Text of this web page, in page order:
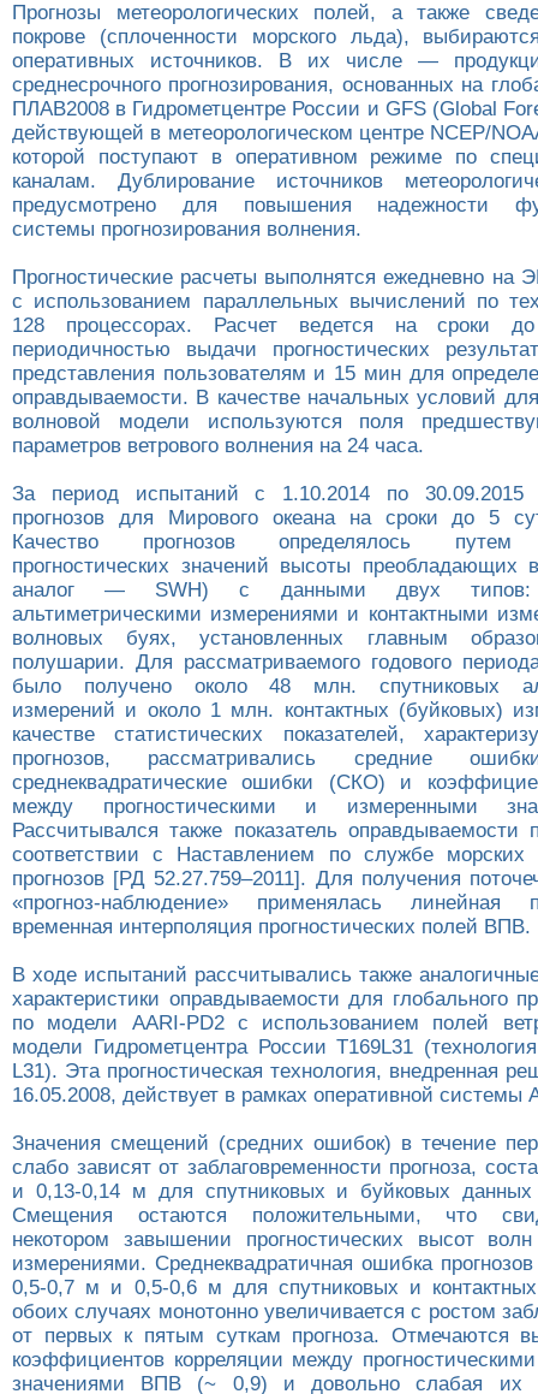
Прогнозы метеорологических полей, а также
покрове (сплоченности морского льда),
оперативных источников. В их числе —
среднесрочного прогнозирования, основанных на
ПЛАВ2008 в Гидрометцентре России и GFS (Global
действующей в метеорологическом центре NCEP/
которой поступают в оперативном режиме по
каналам. Дублирование источников
предусмотрено для повышения надежности
системы прогнозирования волнения.
Прогностические расчеты выполнятся ежедневно на
с использованием параллельных вычислений по
128 процессорах. Расчет ведется на сроки
периодичностью выдачи прогностических
представления пользователям и 15 мин для
оправдываемости. В качестве начальных условий
волновой модели используются поля
параметров ветрового волнения на 24 часа.
За период испытаний с 1.10.2014 по 30.09.2015
прогнозов для Мирового океана на сроки до 5
Качество прогнозов определялось путем
прогностических значений высоты преобладающих
аналог — SWH) с данными двух типов:
альтиметрическими измерениями и контактными
волновых буях, установленных главным
полушарии. Для рассматриваемого годового
было получено около 48 млн. спутниковых
измерений и около 1 млн. контактных (буйковых)
качестве статистических показателей,
прогнозов, рассматривались средние
среднеквадратические ошибки (СКО) и
между прогностическими и измеренными
Рассчитывался также показатель оправдываемости
соответствии с Наставлением по службе морских
прогнозов [РД 52.27.759–2011]. Для получения
«прогноз-наблюдение» применялась линейная
временная интерполяция прогностических полей ВПВ.
В ходе испытаний рассчитывались также
характеристики оправдываемости для глобального
по модели AARI-PD2 с использованием полей
модели Гидрометцентра России Т169L31
L31). Эта прогностическая технология, внедренная
16.05.2008, действует в рамках оперативной
Значения смещений (средних ошибок) в течение
слабо зависят от заблаговременности прогноза,
и 0,13-0,14 м для спутниковых и буйковых данных
Смещения остаются положительными, что
некотором завышении прогностических высот
измерениями. Среднеквадратичная ошибка
0,5-0,7 м и 0,5-0,6 м для спутниковых и
обоих случаях монотонно увеличивается с ростом
от первых к пятым суткам прогноза. Отмечаются
коэффициентов корреляции между
значениями ВПВ (~ 0,9) и довольно слабая их